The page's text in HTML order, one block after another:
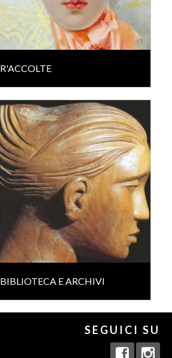
R'ACCOLTE
BIBLIOTECA E ARCHIVI
SEGUICI SU